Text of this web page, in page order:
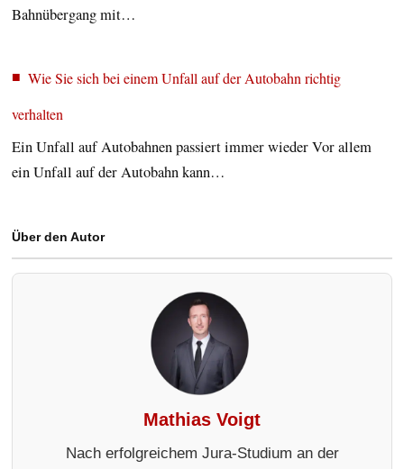
Bahnübergang mit…
Wie Sie sich bei einem Unfall auf der Autobahn richtig
verhalten
Ein Unfall auf Autobahnen passiert immer wieder Vor allem
ein Unfall auf der Autobahn kann…
Über den Autor
Mathias Voigt
Nach erfolgreichem Jura-Studium an der